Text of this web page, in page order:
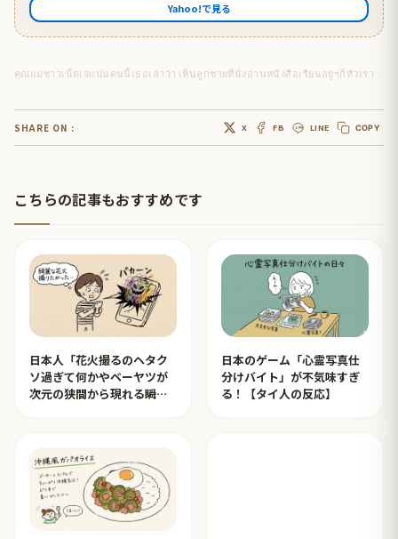
Yahoo!で見る
คุณ​แม่ชาวเน็ต​เจแปนคนนี้เธอเล่าว่า เห็นลูกชายที่นั่งอ่านหนังสือเรียนอยู่​ๆก็หัวเราะลั่นออกมา
SHARE ON : X FB LINE COPY
こちらの記事もおすすめです
日本人「花火撮るのヘタク
ソ過ぎて何かやベーヤツが
次元の狭間から現れる瞬間
日本のゲーム「心霊写真仕
分けバイト」が不気味すぎ
る！【タイ人の反応】